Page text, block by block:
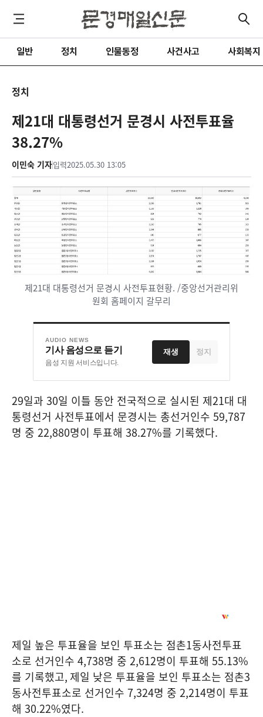
일반 정치 인물동정 사건사고 사회복지
정치
제21대 대통령선거 문경시 사전투표율
38.27%
이민숙 기자입력2025.05.30 13:05
제21대 대통령선거 문경시 사전투표현황. /중앙선거관리위
원회 홈페이지 갈무리
AUDIO NEWS
기사 음성으로 듣기
음성 지원 서비스입니다.
재생 정지
29일과 30일 이틀 동안 전국적으로 실시된 제21대 대
통령선거 사전투표에서 문경시는 총선거인수 59,787
명 중 22,880명이 투표해 38.27%를 기록했다.
제일 높은 투표율을 보인 투표소는 점촌1동사전투표
소로 선거인수 4,738명 중 2,612명이 투표해 55.13%
를 기록했고, 제일 낮은 투표율을 보인 투표소는 점촌3
동사전투표소로 선거인수 7,324명 중 2,214명이 투표
해 30.22%였다.